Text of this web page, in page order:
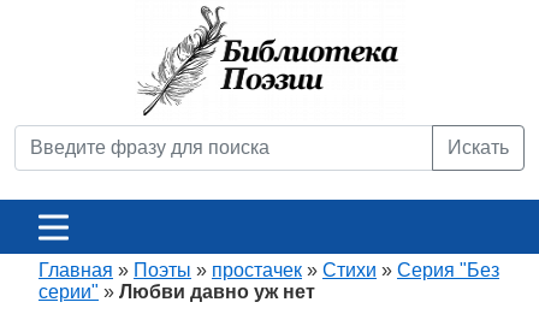
Искать
Главная » Поэты » простачек » Стихи » Серия "Без
серии" » Любви давно уж нет